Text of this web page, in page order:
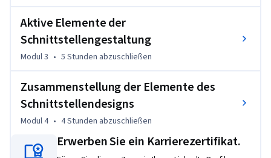
Aktive Elemente der
Schnittstellengestaltung
Modul 3 • 5 Stunden abzuschließen
Zusammenstellung der Elemente des
Schnittstellendesigns
Modul 4 • 4 Stunden abzuschließen
Erwerben Sie ein Karrierezertifikat.